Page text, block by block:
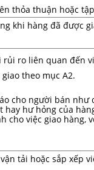
thỏa thuận hoặc
khi hàng đã được
ro liên quan đến
theo mục A2.
cho người bán
hư hỏng của
cho việc giao hàng,
tải hoặc sắp xếp